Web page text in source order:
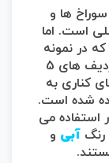
ها و
قبلی است. اما
در نمونه
قبلی نداشتیم. این دو ستون هم مثل ردیف های 5
کناری به
شده است.
استفاده می
رنگ آبی و